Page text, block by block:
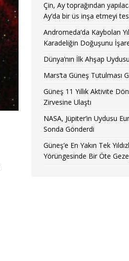
Çin, Ay toprağından
Ay’da bir üs inşa etmeyi
Andromeda’da Kaybolan
Karadeliğin Doğuşunu
Dünya’nın İlk Ahşap
Mars’ta Güneş Tutulması
Güneş 11 Yıllık Aktivite
Zirvesine Ulaştı
NASA, Jüpiter’in Uydusu
Sonda Gönderdi
Güneş’e En Yakın Tek
Yörüngesinde Bir Öte